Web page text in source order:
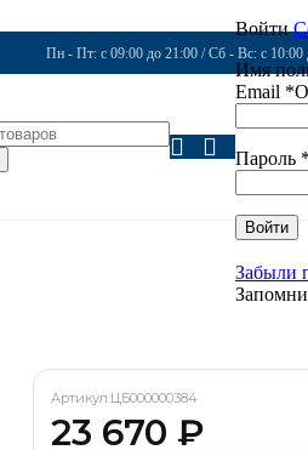
Пн - Пт: с 09:00 до 21:00 / Сб - Вс: с 10:00
Войти
Имя
Email *
Пароль *
Войти
Забыли
Артикул:ЦБ000000384
23 670 ₽